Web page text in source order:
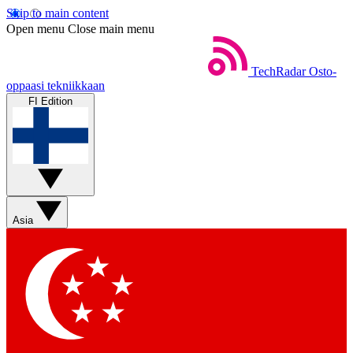
Skip to main content
Open menu Close main menu
TechRadar Osto-
oppaasi tekniikkaan
FI Edition
Asia